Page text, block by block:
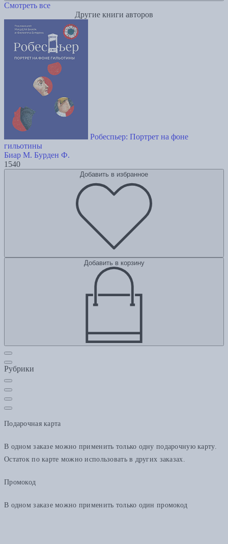
Смотреть все
Другие книги авторов
Робеспьер: Портрет на фоне
гильотины
Биар М. Бурден Ф.
1540
Добавить в избранное
Добавить в корзину
Рубрики
Подарочная карта
В одном заказе можно применить только одну подарочную карту.
Остаток по карте можно использовать в других заказах.
Промокод
В одном заказе можно применить только один промокод